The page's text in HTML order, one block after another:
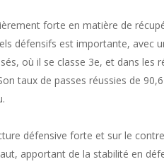
forte en matière de
défensifs est importante, avec
où il se classe 3e, et dans les
taux de passes réussies de
défensive forte et sur le
apportant de la stabilité en